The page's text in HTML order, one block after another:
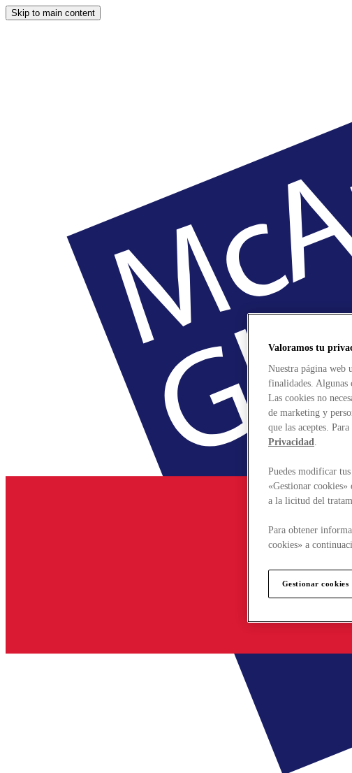
Skip to main content
Valoramos tu
Nuestra página web
finalidades. Algunas
Las cookies no
de marketing y
que las aceptes.
Privacidad.
Puedes modificar
«Gestionar
a la licitud del
Para obtener
cookies» a
Gestionar cookies